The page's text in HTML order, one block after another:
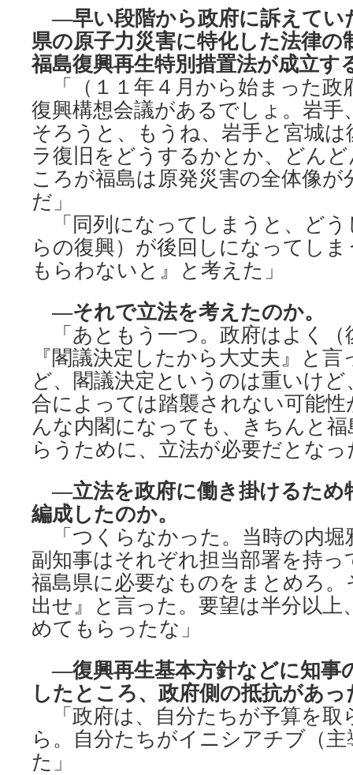
―早い段階から政府に訴えてい
県の原子力災害に特化した法律
福島復興再生特別措置法が成立す
「（１１年４月から始まった政
復興構想会議があるでしょ。岩手
そろうと、もうね、岩手と宮城
ラ復旧をどうするかとか、どん
ころが福島は原発災害の全体像
だ」
「同列になってしまうと、どう
らの復興）が後回しになってし
もらわないと』と考えた」
―それで立法を考えたのか。
「あともう一つ。政府はよく（
『閣議決定したから大丈夫』と
ど、閣議決定というのは重いけ
合によっては踏襲されない可能
んな内閣になっても、きちんと
らうために、立法が必要だとな
―立法を政府に働き掛けるため
編成したのか。
「つくらなかった。当時の内堀
副知事はそれぞれ担当部署を持
福島県に必要なものをまとめろ
出せ』と言った。要望は半分以
めてもらったな」
―復興再生基本方針などに知事
したところ、政府側の抵抗があ
「政府は、自分たちが予算を取
ら。自分たちがイニシアチブ（
た」